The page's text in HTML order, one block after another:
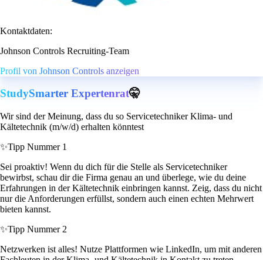
Kontaktdaten:
Johnson Controls Recruiting-Team
Profil von Johnson Controls anzeigen
StudySmarter Expertenrat🤫
Wir sind der Meinung, dass du so Servicetechniker Klima- und
Kältetechnik (m/w/d) erhalten könntest
✨Tipp Nummer 1
Sei proaktiv! Wenn du dich für die Stelle als Servicetechniker
bewirbst, schau dir die Firma genau an und überlege, wie du deine
Erfahrungen in der Kältetechnik einbringen kannst. Zeig, dass du nicht
nur die Anforderungen erfüllst, sondern auch einen echten Mehrwert
bieten kannst.
✨Tipp Nummer 2
Netzwerken ist alles! Nutze Plattformen wie LinkedIn, um mit anderen